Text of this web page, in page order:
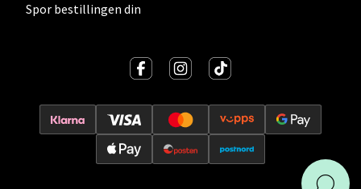
Spor bestillingen din
Bryne/Jæren - M44
Jupiterveien 2, 4340 Bryne
Åpent i dag 10-20